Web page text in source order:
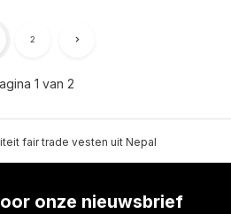
1 van 2
2
fair trade vesten uit Nepal
onze nieuwsbrief